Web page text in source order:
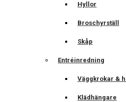
Hyllor
Broschyrställ
Skåp
Entréinredning
Väggkrokar &
Klädhängare